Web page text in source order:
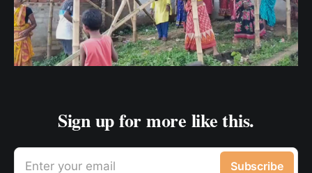
Sign up for more like this.
Enter your email Subscribe